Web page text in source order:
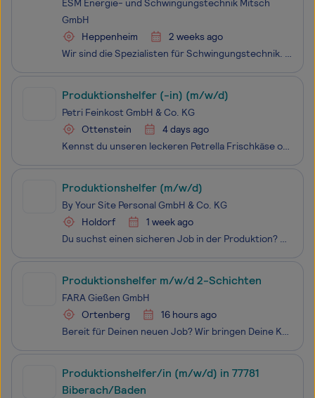
ESM Energie- und Schwingungstechnik Mitsch
GmbH
Heppenheim
2 weeks ago
Wir sind die Spezialisten für Schwingungstechnik. Mit unseren Lösungen sind wir Markt- und Innovationsführer in der Windenergie. Zur Unterstützung unseres Teams suchen wir eine/n Metallfacharbeiter/ Produktionshelfer (m/w/d)
Produktionshelfer (-in) (m/w/d)
Petri Feinkost GmbH & Co. KG
Ottenstein
4 days ago
Kennst du unseren leckeren Petrella Frischkäse oder unsere cremigen Primello Minirollen? Wusstest du auch, dass wir diese Köstlichkeiten im Herzen des Weserberglands – in Glesse/Ottenstein herstellen? Wir – das sind die ca. 360 Mitarbeiterinnen und Mitarbeiter von Petri Feinkost – einem Familienunte
Produktionshelfer (m/w/d)
By Your Site Personal GmbH & Co. KG
Holdorf
1 week ago
Du suchst einen sicheren Job in der Produktion? Dann starte jetzt als Produktionsmitarbeiter (m/w/d) in Holdorf.
Produktionshelfer m/w/d 2-Schichten
FARA Gießen GmbH
Ortenberg
16 hours ago
Bereit für Deinen neuen Job? Wir bringen Deine Karriere auf’s nächste Level! Wir schätzen Deine Individualität und setzen Dich so ein, dass Du mit all Deinen Stärken punkten kannst.
Produktionshelfer/in (m/w/d) in 77781
Biberach/Baden